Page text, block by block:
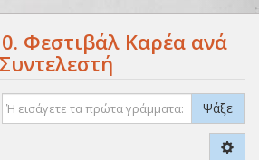
Φεστιβάλ Καρέα ανά
Συντελεστή
Ψάξε